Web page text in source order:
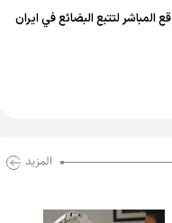
المباشر لتتبع البضائع في ايران
المزید